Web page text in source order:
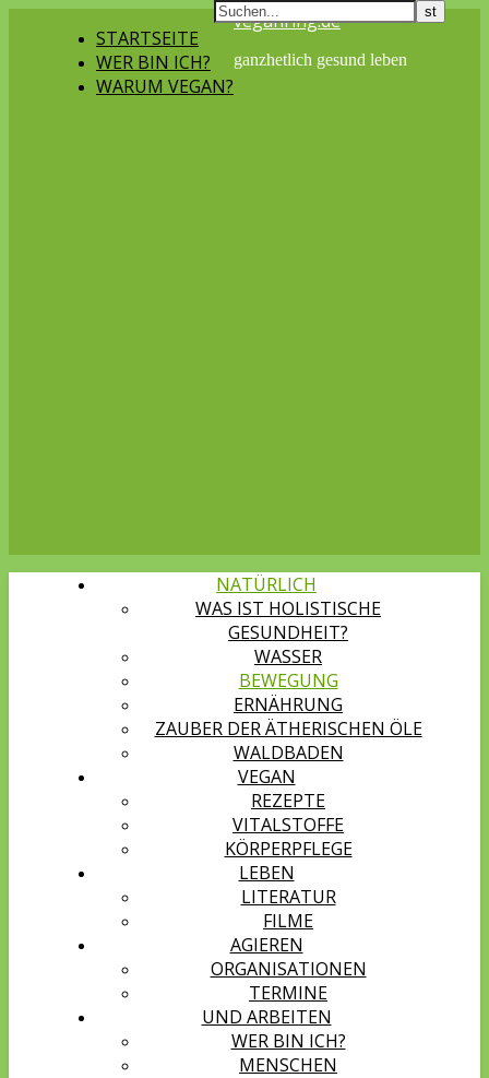
STARTSEITE
WER BIN ICH?
WARUM VEGAN?
veganring.de
ganzhetlich gesund leben
NATÜRLICH
WAS IST HOLISTISCHE
GESUNDHEIT?
WASSER
BEWEGUNG
ERNÄHRUNG
ZAUBER DER ÄTHERISCHEN ÖLE
WALDBADEN
VEGAN
REZEPTE
VITALSTOFFE
KÖRPERPFLEGE
LEBEN
LITERATUR
FILME
AGIEREN
ORGANISATIONEN
TERMINE
UND ARBEITEN
WER BIN ICH?
MENSCHEN